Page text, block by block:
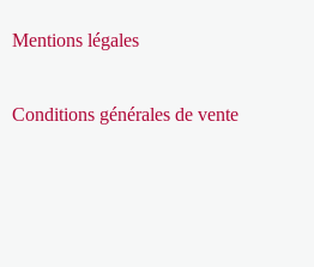
Mentions légales
Conditions générales de vente